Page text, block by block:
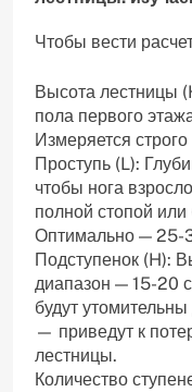
Чтобы вести
Высота лестницы
пола первого
Измеряется
Проступь (L):
чтобы нога
полной стопой
Оптимально — 25-
Подступенок (H):
диапазон — 15-20
будут
— приведут к
лестницы.
Количество